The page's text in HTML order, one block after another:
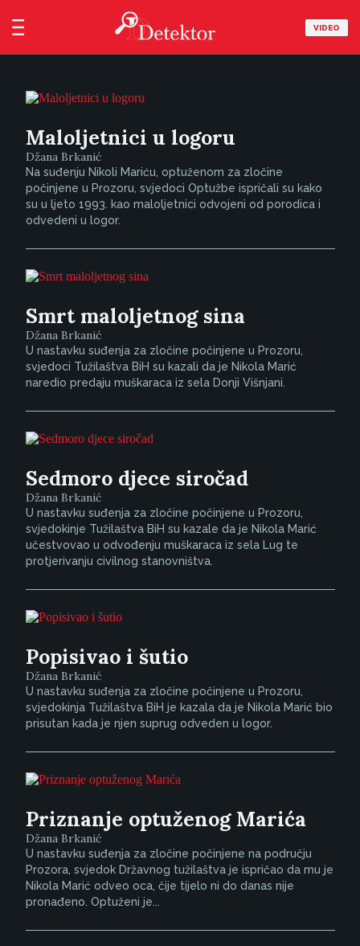
VIDEO
Maloljetnici u logoru
Džana Brkanić
Na suđenju Nikoli Mariću, optuženom za zločine
počinjene u Prozoru, svjedoci Optužbe ispričali su kako
su u ljeto 1993. kao maloljetnici odvojeni od porodica i
odvedeni u logor.
Smrt maloljetnog sina
Džana Brkanić
U nastavku suđenja za zločine počinjene u Prozoru,
svjedoci Tužilaštva BiH su kazali da je Nikola Marić
naredio predaju muškaraca iz sela Donji Višnjani.
Sedmoro djece siročad
Džana Brkanić
U nastavku suđenja za zločine počinjene u Prozoru,
svjedokinje Tužilaštva BiH su kazale da je Nikola Marić
učestvovao u odvođenju muškaraca iz sela Lug te
protjerivanju civilnog stanovništva.
Popisivao i šutio
Džana Brkanić
U nastavku suđenja za zločine počinjene u Prozoru,
svjedokinja Tužilaštva BiH je kazala da je Nikola Marić bio
prisutan kada je njen suprug odveden u logor.
Priznanje optuženog Marića
Džana Brkanić
U nastavku suđenja za zločine počinjene na području
Prozora, svjedok Državnog tužilaštva je ispričao da mu je
Nikola Marić odveo oca, čije tijelo ni do danas nije
pronađeno. Optuženi je...